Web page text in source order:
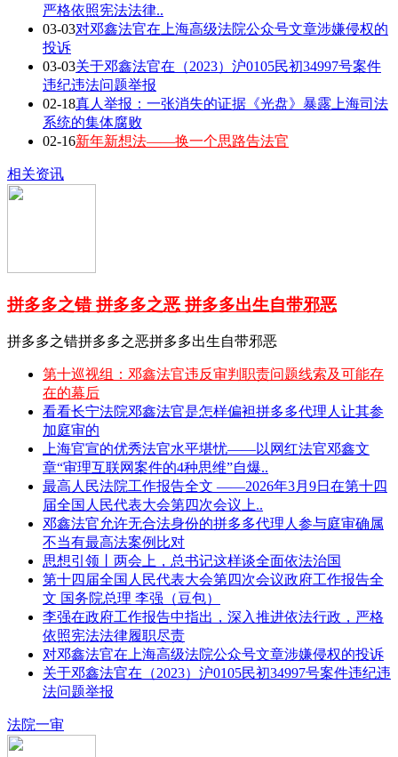
严格依照宪法法律..
03-03对邓鑫法官在上海高级法院公众号文章涉嫌侵权的
投诉
03-03关于邓鑫法官在（2023）沪0105民初34997号案件
违纪违法问题举报
02-18真人举报：一张消失的证据《光盘》暴露上海司法
系统的集体腐败
02-16新年新想法——换一个思路告法官
相关资讯
拼多多之错 拼多多之恶 拼多多出生自带邪恶
拼多多之错拼多多之恶拼多多出生自带邪恶
第十巡视组：邓鑫法官违反审判职责问题线索及可能存
在的幕后
看看长宁法院邓鑫法官是怎样偏袒拼多多代理人让其参
加庭审的
上海官宣的优秀法官水平堪忧——以网红法官邓鑫文
章“审理互联网案件的4种思维”自爆..
最高人民法院工作报告全文 ——2026年3月9日在第十四
届全国人民代表大会第四次会议上..
邓鑫法官允许无合法身份的拼多多代理人参与庭审确属
不当有最高法案例比对
思想引领丨两会上，总书记这样谈全面依法治国
第十四届全国人民代表大会第四次会议政府工作报告全
文 国务院总理 李强（豆包）
李强在政府工作报告中指出，深入推进依法行政，严格
依照宪法法律履职尽责
对邓鑫法官在上海高级法院公众号文章涉嫌侵权的投诉
关于邓鑫法官在（2023）沪0105民初34997号案件违纪违
法问题举报
法院一审